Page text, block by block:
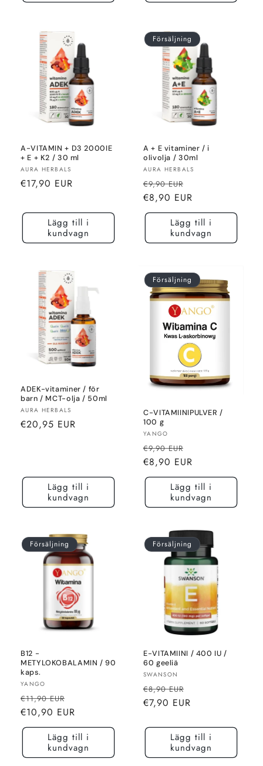
A-VITAMIN + D3 2000IE
+ E + K2 / 30 ml
Säljare:
AURA HERBALS
Normalt
€17,90 EUR
Lägg till i
kundvagn
Försäljning
A + E vitaminer / i
olivolja / 30ml
Säljare:
AURA HERBALS
Normalt
pris
€9,90 EUR
pris
€8,90 EUR
Lägg till i
kundvagn
ADEK-vitaminer / för
barn / MCT-olja / 50ml
Säljare:
AURA HERBALS
Normalt
€20,95 EUR
Lägg till i
kundvagn
Försäljning
C-VITAMIINIPULVER /
100 g
Säljare:
YANGO
Normalt
pris
€9,90 EUR
pris
€8,90 EUR
Lägg till i
kundvagn
Försäljning
B12 -
METYLOKOBALAMIN / 90
kaps.
Säljare:
YANGO
Normalt
pris
€11,90 EUR
pris
€10,90 EUR
Lägg till i
kundvagn
Försäljning
E-VITAMIINI / 400 IU /
60 geeliä
Säljare:
SWANSON
Normalt
pris
€8,90 EUR
pris
€7,90 EUR
Lägg till i
kundvagn